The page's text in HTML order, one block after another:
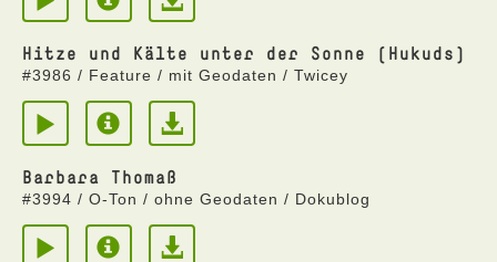
Hitze und Kälte unter der Sonne (Hukuds)
#3986 / Feature / mit Geodaten / Twicey
Barbara Thomaß
#3994 / O-Ton / ohne Geodaten / Dokublog